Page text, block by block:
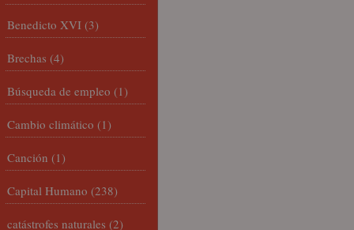
Benedicto XVI (3)
Brechas (4)
Búsqueda de empleo (1)
Cambio climático (1)
Canción (1)
Capital Humano (238)
catástrofes naturales (2)